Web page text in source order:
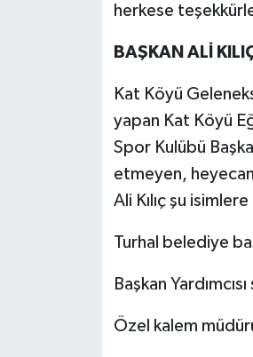
herkese
BAŞKAN ALİ
Kat Köyü
yapan Kat Köyü
Spor Kulübü
etmeyen,
Ali Kılıç şu
Turhal belediye
Başkan
Özel kalem